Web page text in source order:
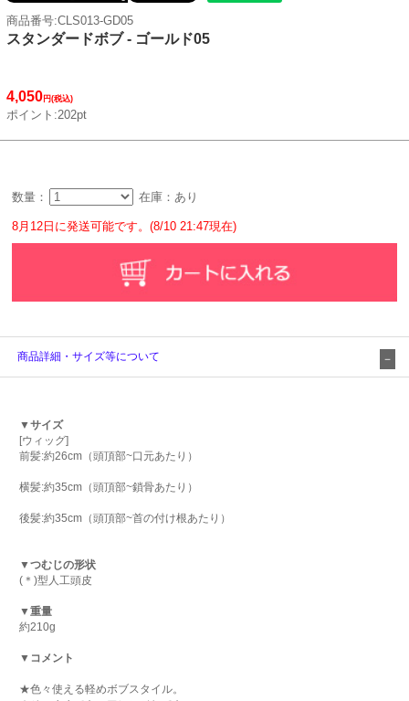
商品番号:CLS013-GD05
スタンダードボブ - ゴールド05
4,050円(税込)
ポイント:202pt
数量： 在庫：あり
8月12日に発送可能です。(8/10 21:47現在)
商品詳細・サイズ等について
▼サイズ
[ウィッグ]
前髪:約26cm（頭頂部~口元あたり）
横髪:約35cm（頭頂部~鎖骨あたり）
後髪:約35cm（頭頂部~首の付け根あたり）
▼つむじの形状
(＊)型人工頭皮
▼重量
約210g
▼コメント
★色々使える軽めボブスタイル。